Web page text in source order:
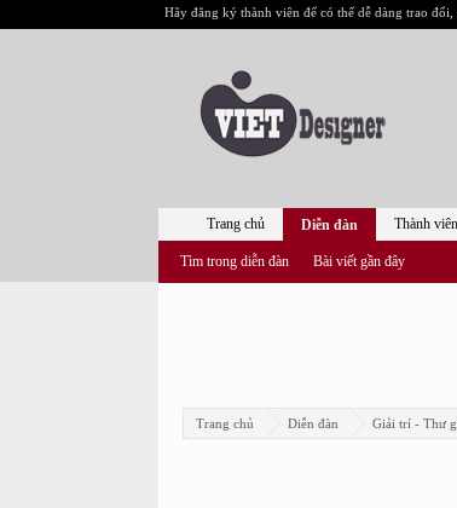
Hãy đăng ký thành viên để có thể dễ dàng trao
Trang chủ Diễn đàn Giải trí - Thư
Trang chủ Diễn đàn
Tìm trong diễn đàn Bài viết gần đây
Thành viên